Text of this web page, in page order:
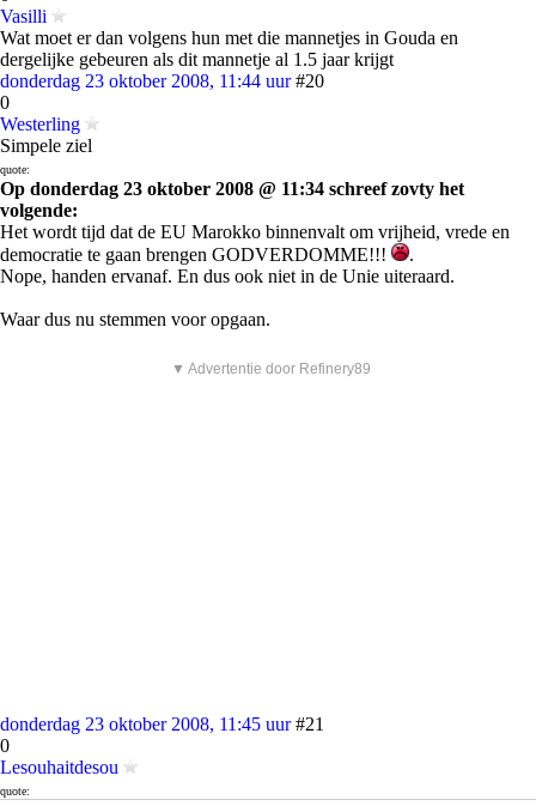
Vasilli
Wat moet er dan volgens hun met die mannetjes in Gouda en
dergelijke gebeuren als dit mannetje al 1.5 jaar krijgt
donderdag 23 oktober 2008, 11:44 uur #20
0
Westerling
Simpele ziel
quote:
Op donderdag 23 oktober 2008 @ 11:34 schreef zovty het
volgende:
Het wordt tijd dat de EU Marokko binnenvalt om vrijheid, vrede en
democratie te gaan brengen GODVERDOMME!!!
.
Nope, handen ervanaf. En dus ook niet in de Unie uiteraard.
Waar dus nu stemmen voor opgaan.
▼ Advertentie door Refinery89
donderdag 23 oktober 2008, 11:45 uur #21
0
Lesouhaitdesou
quote: